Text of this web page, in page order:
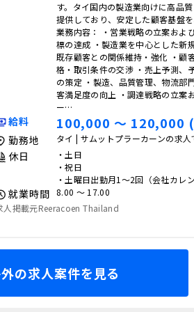
す。タイ国内の製造業向けに高品
提供しており、安定した顧客基盤を
業務内容： ・営業戦略の立案およ
標の達成 ・製造業を中心とした新
既存顧客との関係維持・強化 ・顧
格・取引条件の交渉 ・売上予測、
の策定 ・製造、品質管理、物流部
客満足度の向上 ・調達戦略の立案
ー…
給料 100,000 〜 120,000
勤務地 タイ | サムットプラーカーンの求人
休日
・土日
・祝日
・土曜日出勤月1～2回（会社カレ
就業時間
8.00 〜 17.00
人掲載元Reeracoen Thailand
の求人案件を見る